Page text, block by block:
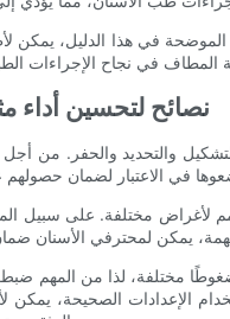
في هذا الدليل، يمكن
- نصائح لتحسين
والتحديد والحفر. من
مختلفة. على سبيل
مختلفة، لذا من المهم
الإعدادات الصحيحة،